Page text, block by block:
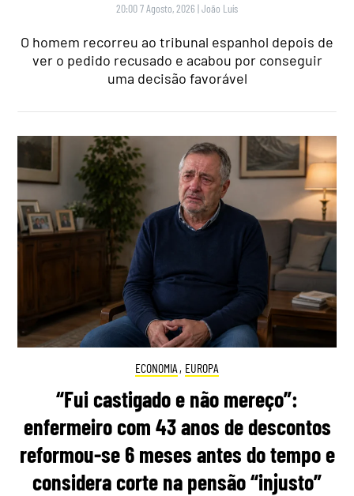
20:00 7 Agosto, 2026 |João Luís
O homem recorreu ao tribunal espanhol depois de
ver o pedido recusado e acabou por conseguir
uma decisão favorável
ECONOMIA , EUROPA
“Fui castigado e não mereço”:
enfermeiro com 43 anos de descontos
reformou-se 6 meses antes do tempo e
considera corte na pensão “injusto”